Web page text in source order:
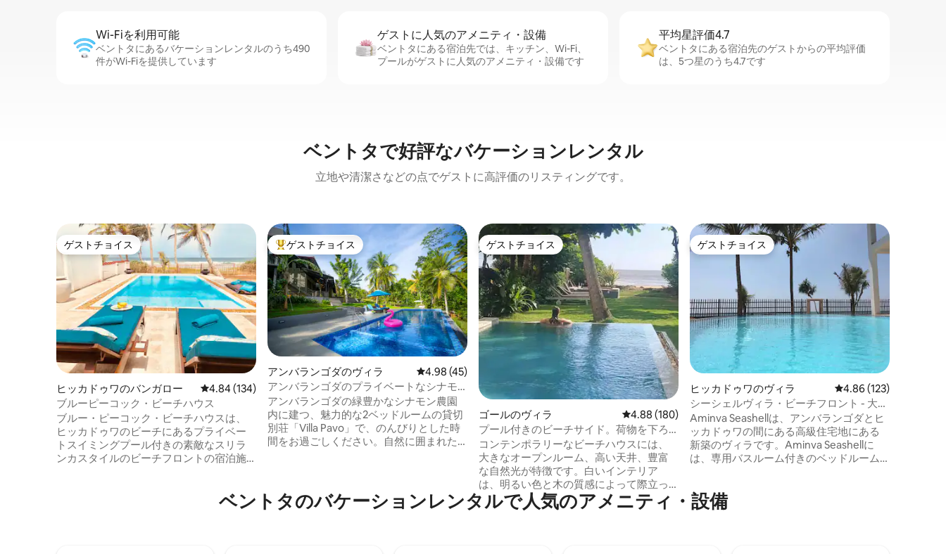
Wi-Fiを利⁠用⁠可⁠能
ベントタにあるバケーションレンタルのうち490
件がWi-Fiを提供しています
ゲストに人⁠気⁠のア⁠メ⁠ニ⁠テ⁠ィ・設⁠備
ベントタにある宿泊先では、キッチン、Wi-Fi、
プールがゲストに人気のアメニティ・設備です
平均星評価4.7
ベントタにある宿泊先のゲストからの平均評価
は、5つ星のうち4.7です
ベントタで好評なバケーションレンタル
立地や清潔さなどの点でゲストに高評価のリスティングです。
ゲストチョイス
ゲストチョイス
ヒッカドゥワのバンガロー レビュー134件、5つ星中4.84つ星の平均評価
4.84 (134)
ブルーピーコック・ビーチハウス
ブルー・ピーコック・ビーチハウスは、
ヒッカドゥワのビーチにあるプライベー
トスイミングプール付きの素敵なスリラ
ンカスタイルのビーチフロントの宿泊施
たプライベートビーチハウスは、家族や
お友達のグループで美しいエリアを探索
大好評のゲストチョイスです。
ゲストチョイス
アンバランゴダのヴィラ レビュー45件、5つ星中4.98つ星の平均評価
4.98 (45)
アンバランゴダのプライベートなシナモ
ンプランテーションヴィラ
アンバランゴダの緑豊かなシナモン農園
内に建つ、魅力的な2ベッドルームの貸切
別荘「Villa Pavo」で、のんびりとした時
間をお過ごしください。自然に囲まれた
めながらさわやかなひと泳ぎを楽しむの
に最適な専用プールをお楽しみくださ
ゲストチョイス
ゲストチョイス
ゴールのヴィラ レビュー180件、5つ星中4.88つ星の平均評価
4.88 (180)
プール付きのビーチサイド。荷物を下ろ
して、リラックスして、楽しんでくださ
い
コンテンポラリーなビーチハウスには、
大きなオープンルーム、高い天井、豊富
な自然光が特徴です。白いインテリア
は、明るい色と木の質感によって際立っ
ています。 家、庭を独占的にご利用いた
だけます。 10メートルのプールには浅い
ゲストチョイス
ゲストチョイス
ヒッカドゥワのヴィラ レビュー123件、5つ
4.86 (123)
シーシェルヴィラ・ビーチフロント - 大き
なプール - 20%割引
Aminva Seashellは、アンバランゴダとヒ
ッカドゥワの間にある高級住宅地にある
新築のヴィラです。Aminva Seashellに
は、専用バスルーム付きのベッドルーム
おり、ヴィラの隅々から素晴らしいビー
チビューを楽しめます。キッチン付きの
ベントタのバケーションレンタルで人気のアメニティ・設備